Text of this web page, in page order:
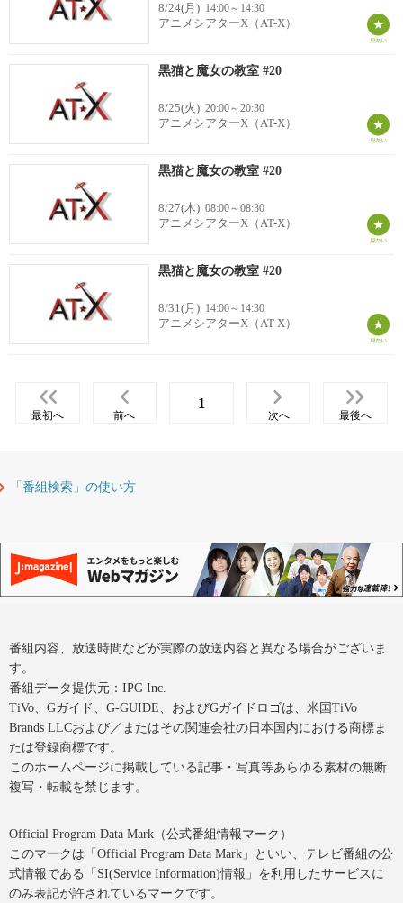
8/24(月) 14:00～14:30
アニメシアターX（AT-X）
黒猫と魔女の教室 #20
8/25(火) 20:00～20:30
アニメシアターX（AT-X）
黒猫と魔女の教室 #20
8/27(木) 08:00～08:30
アニメシアターX（AT-X）
黒猫と魔女の教室 #20
8/31(月) 14:00～14:30
アニメシアターX（AT-X）
最初へ 前へ
1
次へ 最後へ
「番組検索」の使い方
番組内容、放送時間などが実際の放送内容と異なる場合がございま
す。
番組データ提供元：IPG Inc.
TiVo、Gガイド、G-GUIDE、およびGガイドロゴは、米国TiVo
Brands LLCおよび／またはその関連会社の日本国内における商標ま
たは登録商標です。
このホームページに掲載している記事・写真等あらゆる素材の無断
複写・転載を禁じます。
Official Program Data Mark（公式番組情報マーク）
このマークは「Official Program Data Mark」といい、テレビ番組の公
式情報である「SI(Service Information)情報」を利用したサービスに
のみ表記が許されているマークです。